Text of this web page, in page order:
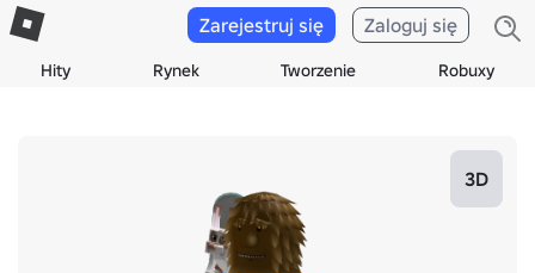
Hity Rynek Tworzenie Robuxy
Zarejestruj się Zaloguj się
3D